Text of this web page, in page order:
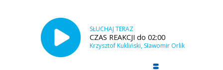
SŁUCHAJ TERAZ
CZAS REAKCJI do 02:00
Krzysztof Kukliński, Sławomir Orlik